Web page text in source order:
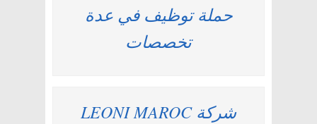
حملة توظيف في عدة
تخصصات
شركة LEONI MAROC